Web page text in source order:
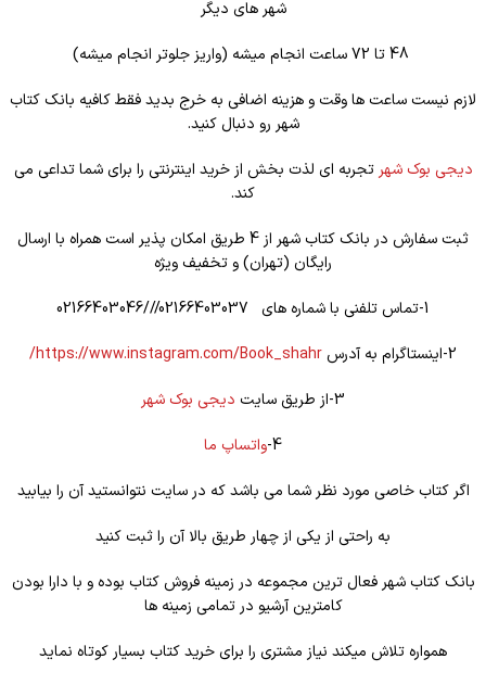
شهر های دیگر
لازم نیست ساعت ها وقت و هزینه اضافی به خرج بدید فقط کافیه بانک کتاب
شهر رو دنبال کنید.
دیجی بوک شهر تجربه ای لذت بخش از خرید اینترنتی را برای شما تداعی می
کند.
ثبت سفارش در بانک کتاب شهر از 4 طریق امکان پذیر است همراه با ارسال
رایگان (تهران) و تخفیف ویژه
1-تماس تلفنی با شماره های 02166403037///02166403046
2-اینستاگرام به آدرس
https://www.instagram.com/Book_shahr/
3-از طریق سایت
دیجی بوک شهر
4- واتساپ ما
اگر کتاب خاصی مورد نظر شما می باشد که در سایت نتوانستید آن را بیابید
به راحتی از یکی از چهار طریق بالا آن را ثبت کنید
بانک کتاب شهر فعال ترین مجموعه در زمینه فروش کتاب بوده و با دارا بودن
کامترین آرشیو در تمامی زمینه ها
همواره تلاش میکند نیاز مشتری را برای خرید کتاب بسیار کوتاه نماید